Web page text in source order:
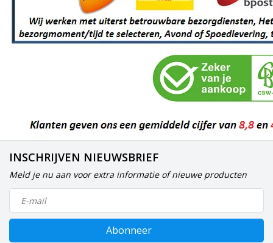
INSCHRIJVEN NIEUWSBRIEF
Meld je nu aan voor extra informatie of nieuwe producten
Abonneer